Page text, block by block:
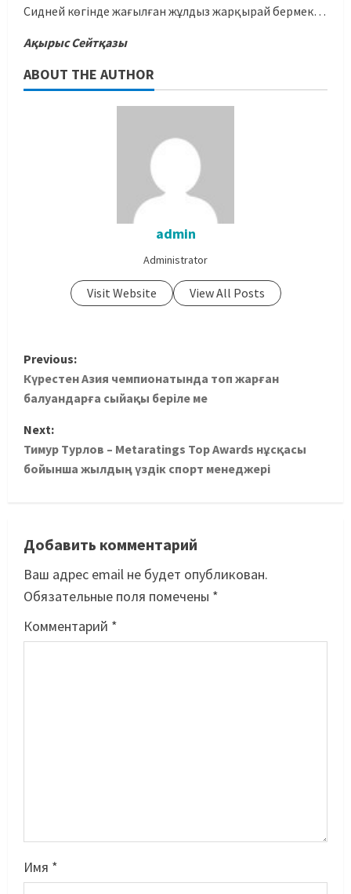
Сидней көгінде жағылған жұлдыз жарқырай бермек…
Ақырыс Сейтқазы
ABOUT THE AUTHOR
admin
Administrator
Visit Website View All Posts
Previous:
Күрестен Азия чемпионатында топ жарған
балуандарға сыйақы беріле ме
Next:
Тимур Турлов – Metaratings Top Awards нұсқасы
бойынша жылдың үздік спорт менеджері
Добавить комментарий
Ваш адрес email не будет опубликован.
Обязательные поля помечены *
Комментарий *
Имя *